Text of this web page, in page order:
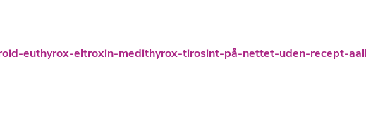
euthyrox-eltroxin-medithyrox-tirosint-på-nettet-uden-recept-